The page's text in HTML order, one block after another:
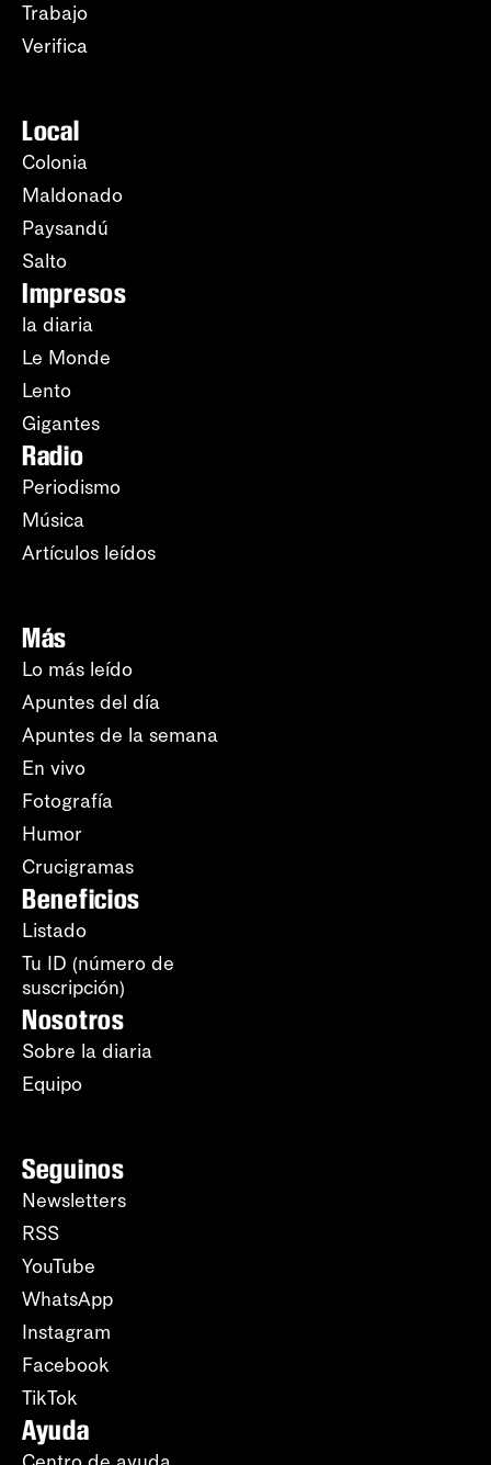
Trabajo
Verifica
Local
Colonia
Maldonado
Paysandú
Salto
Impresos
la diaria
Le Monde
Lento
Gigantes
Radio
Periodismo
Música
Artículos leídos
Más
Lo más leído
Apuntes del día
Apuntes de la semana
En vivo
Fotografía
Humor
Crucigramas
Beneficios
Listado
Tu ID (número de
suscripción)
Nosotros
Sobre la diaria
Equipo
Seguinos
Newsletters
RSS
YouTube
WhatsApp
Instagram
Facebook
TikTok
Ayuda